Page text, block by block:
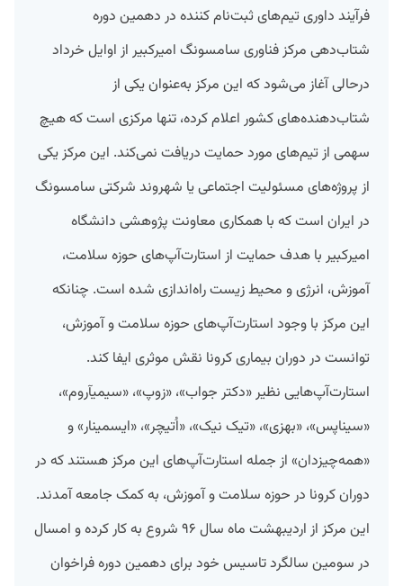
فرآیند داوری تیم‌های ثبت‌نام کننده در دهمین دوره
شتاب‌دهی مرکز فناوری سامسونگ امیرکبیر از اوایل خرداد
درحالی آغاز می‌شود که این مرکز به‌عنوان یکی از
شتاب‌دهنده‌های کشور اعلام کرده، تنها مرکزی است که هیچ
سهمی از تیم‌های مورد حمایت دریافت نمی‌کند. این مرکز یکی
از پروژه‌های مسئولیت اجتماعی یا شهروند شرکتی سامسونگ
در ایران است که با همکاری معاونت پژوهشی دانشگاه
امیرکبیر با هدف حمایت از استارت‌آپ‌های حوزه سلامت،
آموزش، انرژی و محیط‌ زیست راه‌اندازی شده است. چنانکه
این مرکز با وجود استارت‌آپ‌های حوزه سلامت و آموزش،
توانست در دوران بیماری کرونا نقش موثری ایفا کند.
استارت‌آپ‌هایی نظیر «دکتر جواب»، «زوپ»، «سیمیآروم»،
«سیناپس»، «بهزی»، «تیک نیک»، «اُتیچر»، «ایسمینار» و
«همه‌چیز‌دان» از جمله استارت‌آپ‌های این مرکز هستند که در
دوران کرونا در حوزه سلامت و آموزش، به کمک جامعه آمدند.
این مرکز از اردیبهشت ماه سال ۹۶ شروع به کار کرده و امسال
در سومین سالگرد تاسیس خود برای دهمین دوره فراخوان